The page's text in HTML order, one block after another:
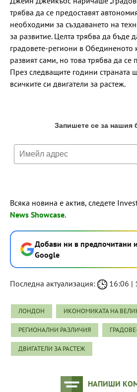
трябва да се предоставят
необходими за създаването на
за развитие. Целта трябва да бъде
градовете-региони в Обединеното
развият сами, но това трябва да
През следващите години страната
всичките си двигатели за растеж.
Всяка новина е актив, следете
News Showcase.
Добави ни в предпочитани
Google
Последна актуализация: 16:06 |
ЛОНДОН ИКОНОМИКАТА НА
РЕГИОНАЛНИ РАЗЛИЧИЯ
ДВИГАТЕЛИ ЗА РАСТЕЖ
НАПИШИ